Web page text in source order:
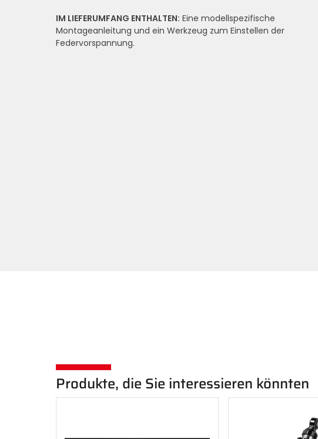
IM LIEFERUMFANG ENTHALTEN: Eine modellspezifische
Montageanleitung und ein Werkzeug zum Einstellen der
Federvorspannung.
Produkte, die Sie interessieren könnten